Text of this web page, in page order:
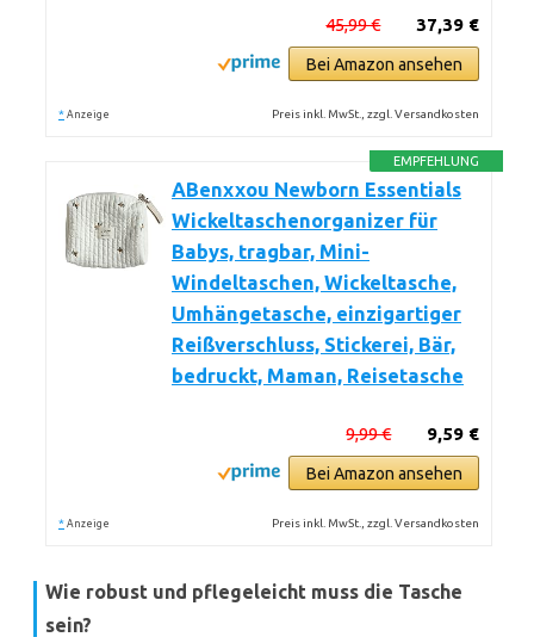
37,39 €
45,99 €
Bei Amazon ansehen
* Anzeige Preis inkl. MwSt., zzgl. Versandkosten
EMPFEHLUNG
ABenxxou Newborn Essentials
Wickeltaschenorganizer für
Babys, tragbar, Mini-
Windeltaschen, Wickeltasche,
Umhängetasche, einzigartiger
Reißverschluss, Stickerei, Bär,
bedruckt, Maman, Reisetasche
9,59 €
9,99 €
Bei Amazon ansehen
* Anzeige Preis inkl. MwSt., zzgl. Versandkosten
Wie robust und pflegeleicht muss die Tasche
sein?